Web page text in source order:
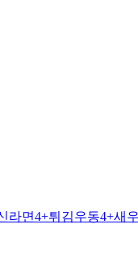
라면4+튀김우동4+새